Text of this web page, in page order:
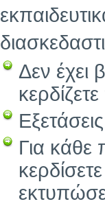
Δεν έχει
Για κάθε